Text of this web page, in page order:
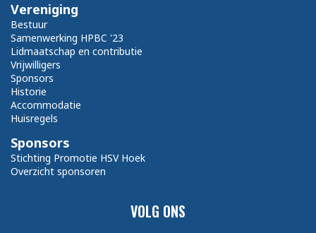
VOLG ONS
Vereniging
Bestuur
Samenwerking HPBC '23
Lidmaatschap en contributie
Vrijwilligers
Sponsors
Historie
Accommodatie
Huisregels
Sponsors
Stichting Promotie HSV Hoek
Overzicht sponsoren